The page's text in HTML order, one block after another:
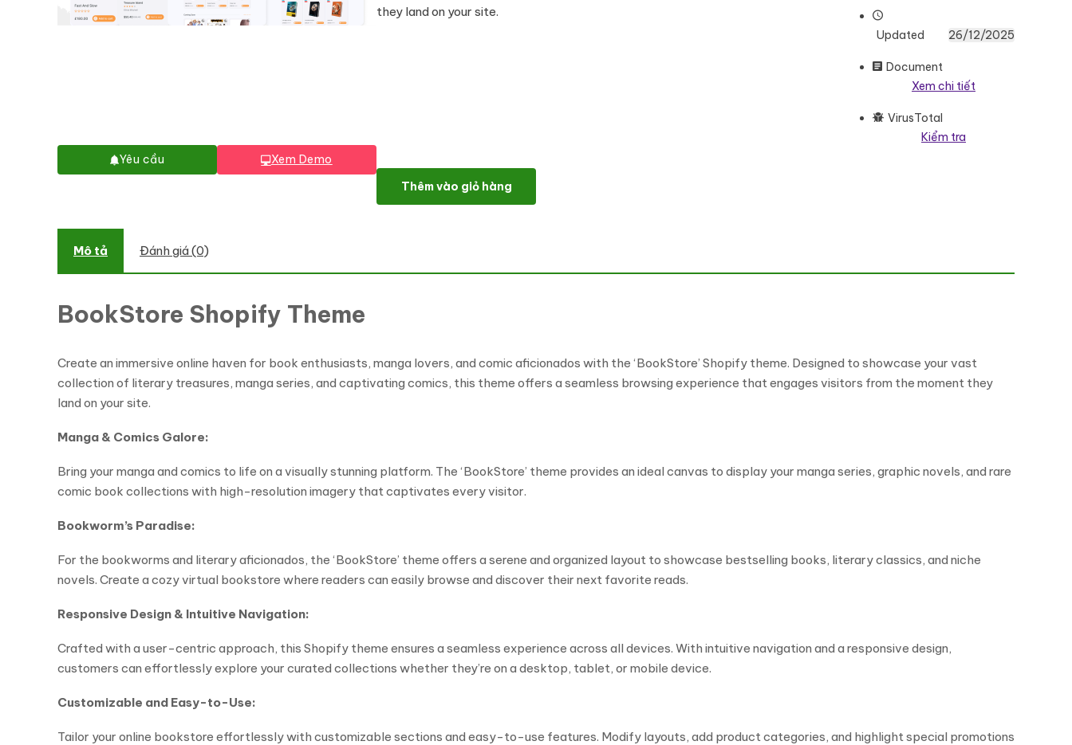
Yêu cầu Xem Demo
they land on your site.
Updated 26/12/2025
Document
Xem chi tiết
VirusTotal
Kiểm tra
BookStore: Explore Books, Manga & Comics | Shopify Theme số lượng
Thêm vào giỏ hàng
Mô tả Đánh giá (0)
BookStore Shopify Theme
Create an immersive online haven for book enthusiasts, manga lovers, and comic aficionados with the ‘BookStore’ Shopify theme. Designed to showcase your vast
collection of literary treasures, manga series, and captivating comics, this theme offers a seamless browsing experience that engages visitors from the moment they
land on your site.
Manga & Comics Galore:
Bring your manga and comics to life on a visually stunning platform. The ‘BookStore’ theme provides an ideal canvas to display your manga series, graphic novels, and rare
comic book collections with high-resolution imagery that captivates every visitor.
Bookworm’s Paradise:
For the bookworms and literary aficionados, the ‘BookStore’ theme offers a serene and organized layout to showcase bestselling books, literary classics, and niche
novels. Create a cozy virtual bookstore where readers can easily browse and discover their next favorite reads.
Responsive Design & Intuitive Navigation:
Crafted with a user-centric approach, this Shopify theme ensures a seamless experience across all devices. With intuitive navigation and a responsive design,
customers can effortlessly explore your curated collections whether they’re on a desktop, tablet, or mobile device.
Customizable and Easy-to-Use:
Tailor your online bookstore effortlessly with customizable sections and easy-to-use features. Modify layouts, add product categories, and highlight special promotions